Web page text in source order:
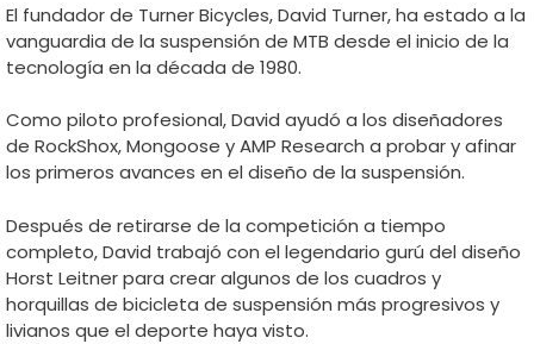
El fundador de Turner Bicycles, David Turner, ha estado a la
vanguardia de la suspensión de MTB desde el inicio de la
tecnología en la década de 1980.
Como piloto profesional, David ayudó a los diseñadores
de RockShox, Mongoose y AMP Research a probar y afinar
los primeros avances en el diseño de la suspensión.
Después de retirarse de la competición a tiempo
completo, David trabajó con el legendario gurú del diseño
Horst Leitner para crear algunos de los cuadros y
horquillas de bicicleta de suspensión más progresivos y
livianos que el deporte haya visto.